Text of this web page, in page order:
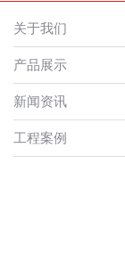
关于我们
产品展示
新闻资讯
工程案例